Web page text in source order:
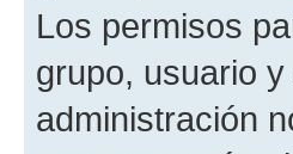
Los permisos
grupo, usuario
administración